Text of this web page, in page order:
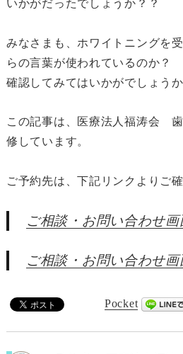
いかがだったでしょうか？？
みなさまも、ホワイトニングを
らの言葉が使われているのか？
確認してみてはいかがでしょうか
この記事は、医療法人福涛会
修しています。
ご予約先は、下記リンクよりご
ご相談・お問い合わせ画
ご相談・お問い合わせ画
Pocket